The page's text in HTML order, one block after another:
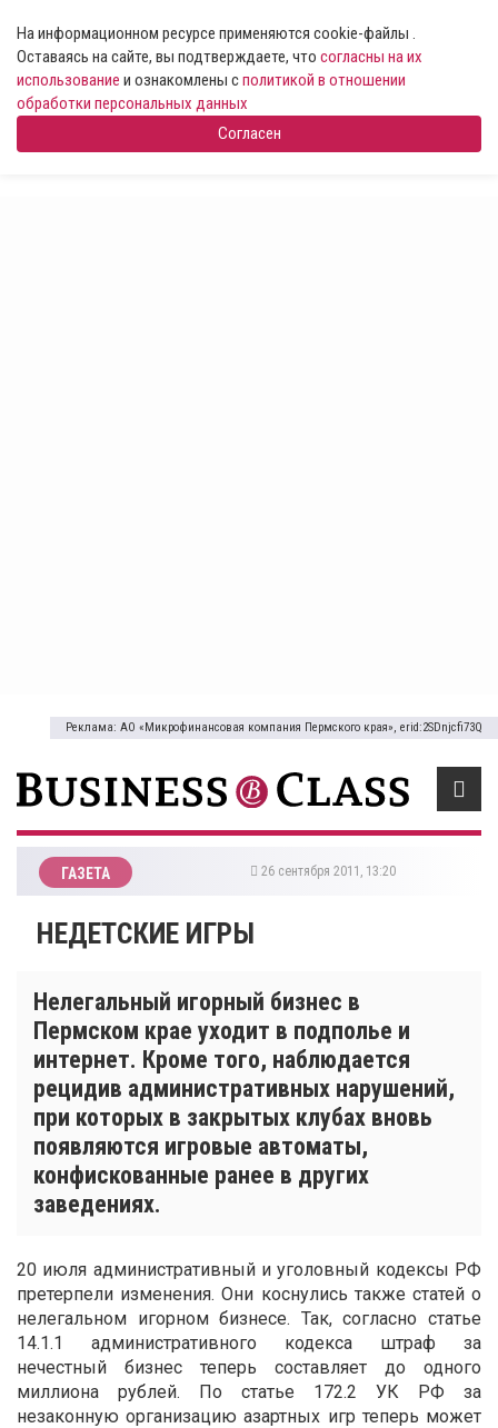
На информационном ресурсе применяются cookie-файлы .
Оставаясь на сайте, вы подтверждаете, что согласны на их
использование и ознакомлены сполитикой в отношении
обработки персональных данных
Согласен
Реклама: АО «Микрофинансовая компания Пермского края», erid:2SDnjcfi73Q
ГАЗЕТА 26 сентября 2011, 13:20
НЕДЕТСКИЕ ИГРЫ
Нелегальный игорный бизнес в
Пермском крае уходит в подполье и
интернет. Кроме того, наблюдается
рецидив административных нарушений,
при которых в закрытых клубах вновь
появляются игровые автоматы,
конфискованные ранее в других
заведениях.
20 июля административный и уголовный кодексы РФ
претерпели изменения. Они коснулись также статей о
нелегальном игорном бизнесе. Так, согласно статье
14.1.1 административного кодекса штраф за
нечестный бизнес теперь составляет до одного
миллиона рублей. По статье 172.2 УК РФ за
незаконную организацию азартных игр теперь может